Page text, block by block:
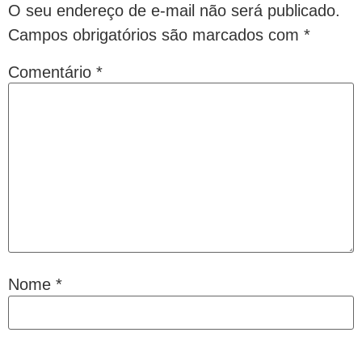
O seu endereço de e-mail não será publicado.
Campos obrigatórios são marcados com *
Comentário *
Nome *